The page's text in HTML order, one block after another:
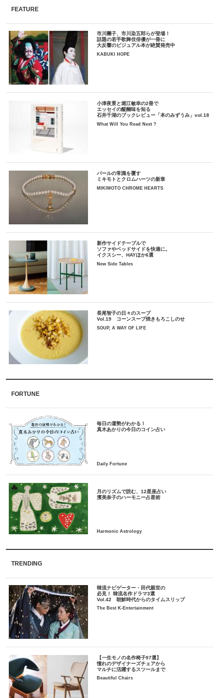
FEATURE
市川團子、市川染五郎らが登場！
話題の若手歌舞伎俳優が一冊に
大反響のビジュアル本が絶賛発売中
KABUKI HOPE
小津夜景と堀江敏幸の2冊で
エッセイの醍醐味を知る
石井千湖のブックレビュー「本のみずうみ」vol.18
What Will You Read Next ?
パールの常識を覆す
ミキモトとクロムハーツの新章
MIKIMOTO CHROME HEARTS
新作サイドテーブルで
ソファやベッドサイドを快適に。
イクスシー、HAYほか6選
New Side Tables
長尾智子の日々のスープ
Vol.19 コーンスープ焼きもろこしのせ
SOUP, A WAY OF LIFE
FORTUNE
毎日の運勢がわかる！
月のリズムで読む、12星座占い
TRENDING
韓流ナビゲーター・田代親世の
必見！ 韓流名作ドラマ3選
Vol.42 朝鮮時代からのタイムスリップ
The Best K-Entertainment
【一生モノの名作椅子97選】
憧れのデザイナーズチェアから
マルチに活躍するスツールまで
Beautiful Chairs